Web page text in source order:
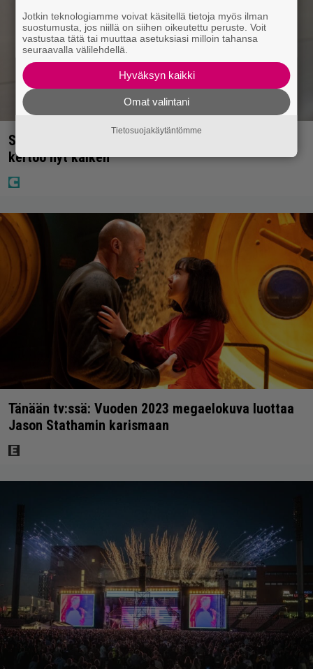
Seiska: Joel Harkimo ja Kastanja Rauhala – Joel
kertoo nyt kaiken
Tänään tv:ssä: Vuoden 2023 megaelokuva luottaa
Jason Stathamin karismaan
Jotkin teknologiamme voivat käsitellä tietoja myös ilman
suostumusta, jos niillä on siihen oikeutettu peruste. Voit
vastustaa tätä tai muuttaa asetuksiasi milloin tahansa
seuraavalla välilehdellä.
Hyväksyn kaikki
Omat valintani
Tietosuojakäytäntömme